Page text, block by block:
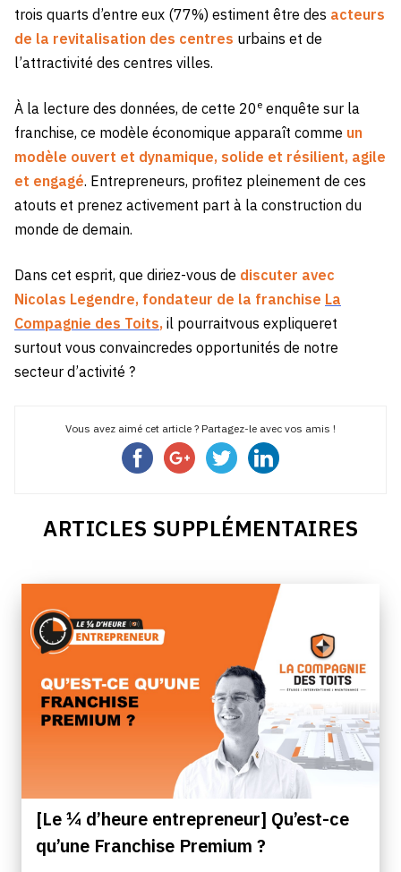
trois quarts d’entre eux (77%) estiment être des acteurs
de la revitalisation des centres urbains et de
l’attractivité des centres villes.
À la lecture des données, de cette 20 e enquête sur la
franchise, ce modèle économique apparaît comme un
modèle ouvert et dynamique, solide et résilient, agile
et engagé. Entrepreneurs, profitez pleinement de ces
atouts et prenez activement part à la construction du
monde de demain.
Dans cet esprit, que diriez-vous de discuter avec
Nicolas Legendre, fondateur de la franchise La
Compagnie des Toits, il pourraitvous expliqueret
surtout vous convaincredes opportunités de notre
secteur d’activité ?
Vous avez aimé cet article ? Partagez-le avec vos amis !
ARTICLES SUPPLÉMENTAIRES
[Le ¼ d’heure entrepreneur] Qu’est-ce
qu’une Franchise Premium ?